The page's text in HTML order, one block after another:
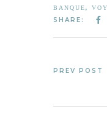
BANQUE,
SHARE:
PREV POST